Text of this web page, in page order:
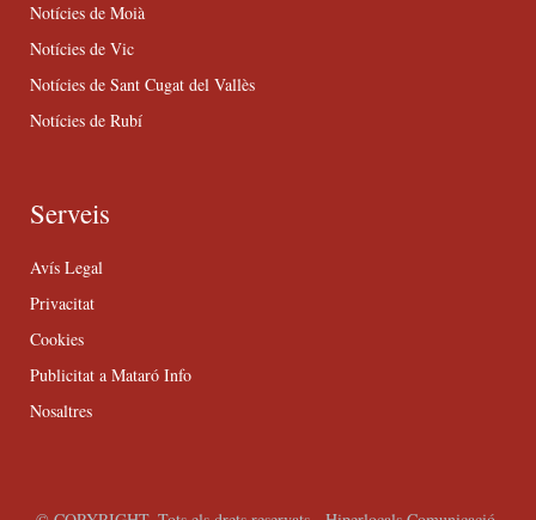
Notícies de Moià
Notícies de Vic
Notícies de Sant Cugat del Vallès
Notícies de Rubí
Serveis
Avís Legal
Privacitat
Cookies
Publicitat a Mataró Info
Nosaltres